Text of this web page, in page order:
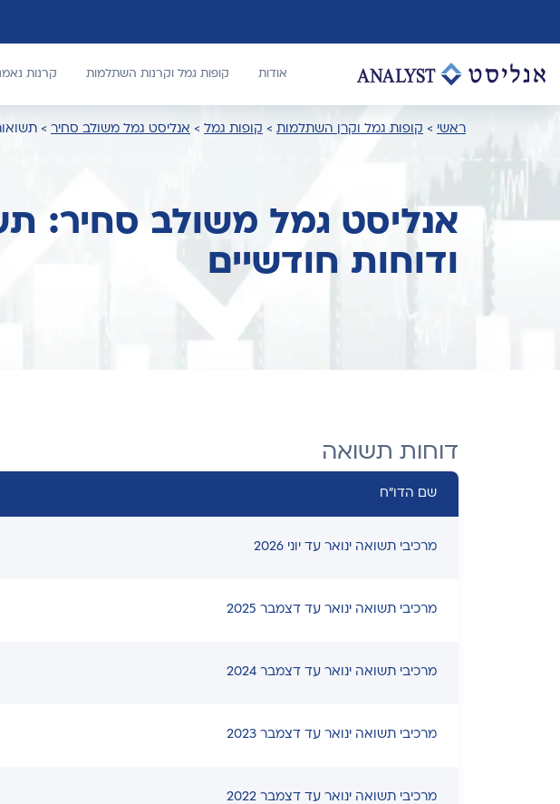
אודות קופות גמל וקרנות השתלמות קרנות
ראשי > קופות גמל וקרן השתלמות > קופות גמל > אנליסט גמל משולב סחיר >
אנליסט גמל משולב סחיר:
ודוחות חודשיים
דוחות תשואה
שם הדו"ח
מרכיבי תשואה ינואר עד יוני 2026
מרכיבי תשואה ינואר עד דצמבר 2025
מרכיבי תשואה ינואר עד דצמבר 2024
מרכיבי תשואה ינואר עד דצמבר 2023
מרכיבי תשואה ינואר עד דצמבר 2022